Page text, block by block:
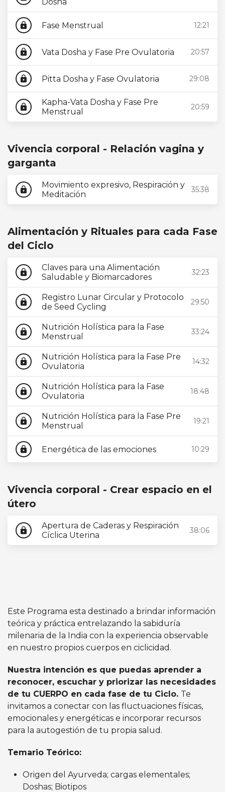
lock Fase Menstrual 12:21
lock Vata Dosha y Fase Pre Ovulatoria 20:57
lock Pitta Dosha y Fase Ovulatoria 29:08
lock
Kapha-Vata Dosha y Fase Pre
Menstrual
20:59
Vivencia corporal - Relación vagina y
garganta
lock
Movimiento expresivo, Respiración y
Meditación
35:38
Alimentación y Rituales para cada Fase
del Ciclo
lock
Claves para una Alimentación
Saludable y Biomarcadores
32:23
lock
Registro Lunar Circular y Protocolo
de Seed Cycling
29:50
lock
Nutrición Holística para la Fase
Menstrual
33:24
lock
Nutrición Holística para la Fase Pre
Ovulatoria
14:32
lock
Nutrición Holística para la Fase
Ovulatoria
18:48
lock
Nutrición Holística para la Fase Pre
Menstrual
19:21
lock Energética de las emociones 10:29
Vivencia corporal - Crear espacio en el
útero
lock
Apertura de Caderas y Respiración
Cíclica Uterina
38:06
Este Programa esta destinado a brindar información
teórica y práctica entrelazando la sabiduría
milenaria de la India con la experiencia observable
en nuestro propios cuerpos en ciclicidad.
Nuestra intención es que puedas aprender a
reconocer, escuchar y priorizar las necesidades
de tu CUERPO en cada fase de tu Ciclo. Te
invitamos a conectar con las fluctuaciones físicas,
emocionales y energéticas e incorporar recursos
para la autogestión de tu propia salud.
Temario Teórico:
Origen del Ayurveda; cargas elementales;
Doshas; Biotipos